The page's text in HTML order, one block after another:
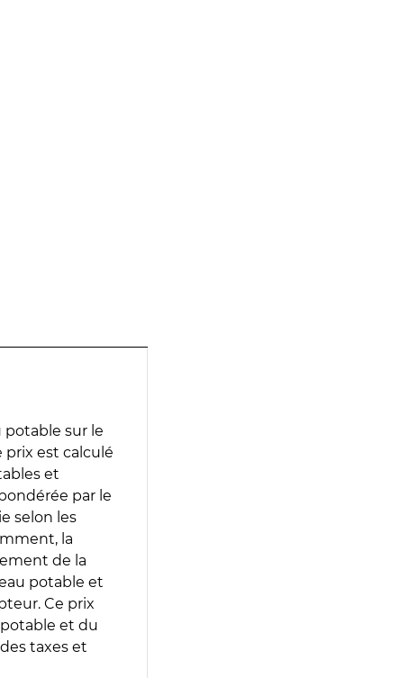
potable sur le
prix est calculé
et
par le
selon les
la
de la
potable et
Ce prix
et du
taxes et